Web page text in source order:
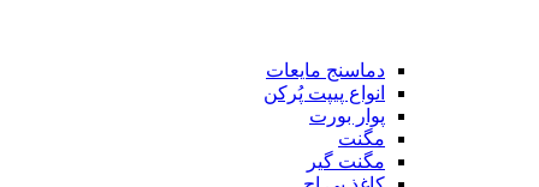
دماسنج مایعات
انواع پیپت پُرکن
پوار بورت
مگنت
مگنت گیر